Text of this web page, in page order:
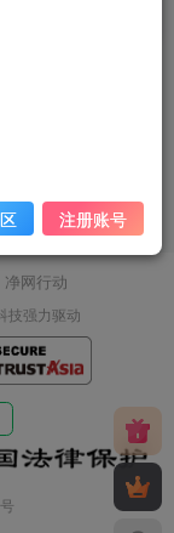
净网行动
技强力驱动
注册账号